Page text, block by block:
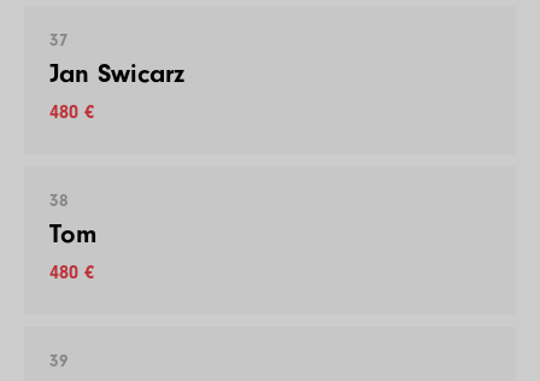
37
Jan Swicarz
480 €
38
Tom
480 €
39